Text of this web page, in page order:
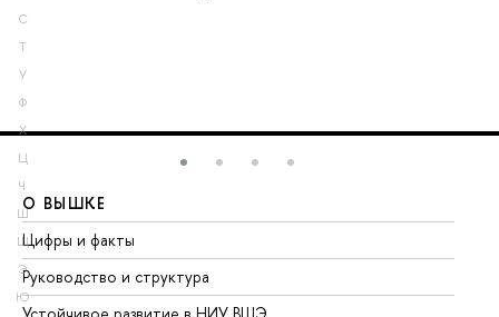
С
Т
У
Ф
Х
Ц
Ч
Ш
Щ
Э
Ю
О ВЫШКЕ
Цифры и факты
Руководство и структура